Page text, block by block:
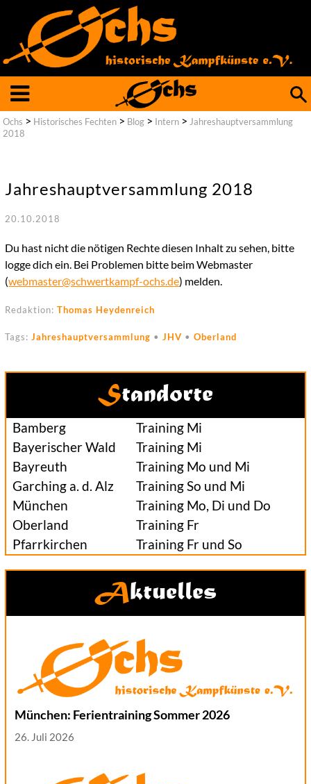
nach:
Ochs > Historisches Fechten > Blog > Intern > Jahreshauptversammlung
2018
Jahreshauptversammlung 2018
20.10.2018
Du hast nicht die nötigen Rechte diesen Inhalt zu sehen, bitte
logge dich ein. Bei Problemen bitte beim Webmaster
(webmaster@schwertkampf-ochs.de) melden.
Redaktion:Thomas Heydenreich
Tags:Jahreshauptversammlung •JHV •Oberland
Standorte
Bamberg
Training Mi
Bayerischer Wald
Training Mi
Bayreuth
Training Mo und Mi
Garching a. d. Alz
Training So und Mi
München
Training Mo, Di und Do
Oberland
Training Fr
Pfarrkirchen
Training Fr und So
Aktuelles
München: Ferientraining Sommer 2026
26. Juli 2026